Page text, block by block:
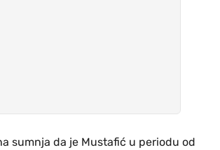
sumnja da je Mustafić u periodu od